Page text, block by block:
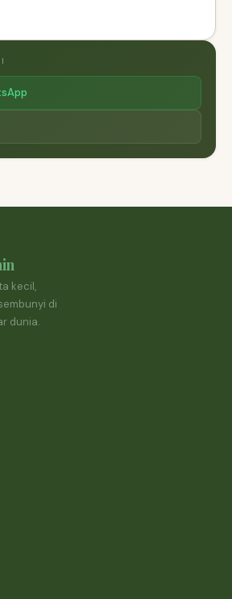
kecil,
di
dunia.